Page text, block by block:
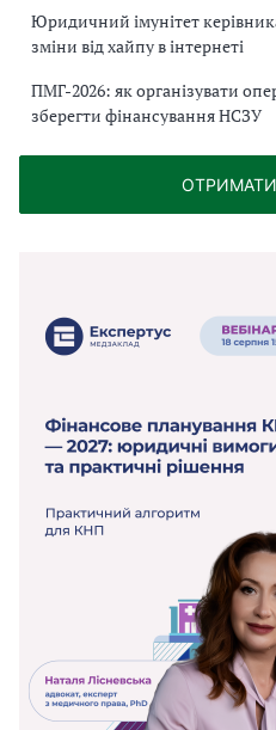
Юридичний імунітет
зміни від хайпу в інтернеті
ПМГ-2026: як організувати
зберегти фінансування НСЗУ